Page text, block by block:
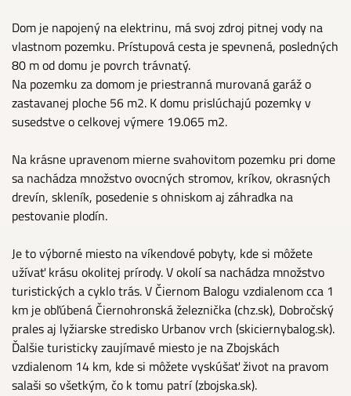
Dom je napojený na elektrinu, má svoj zdroj pitnej vody na
vlastnom pozemku. Prístupová cesta je spevnená, posledných
80 m od domu je povrch trávnatý.
Na pozemku za domom je priestranná murovaná garáž o
zastavanej ploche 56 m2. K domu prislúchajú pozemky v
susedstve o celkovej výmere 19.065 m2.
Na krásne upravenom mierne svahovitom pozemku pri dome
sa nachádza množstvo ovocných stromov, kríkov, okrasných
drevín, skleník, posedenie s ohniskom aj záhradka na
pestovanie plodín.
Je to výborné miesto na víkendové pobyty, kde si môžete
užívať krásu okolitej prírody. V okolí sa nachádza množstvo
turistických a cyklo trás. V Čiernom Balogu vzdialenom cca 1
km je obľúbená Čiernohronská železnička (chz.sk), Dobročský
prales aj lyžiarske stredisko Urbanov vrch (skiciernybalog.sk).
Ďalšie turisticky zaujímavé miesto je na Zbojskách
vzdialenom 14 km, kde si môžete vyskúšať život na pravom
salaši so všetkým, čo k tomu patrí (zbojska.sk).